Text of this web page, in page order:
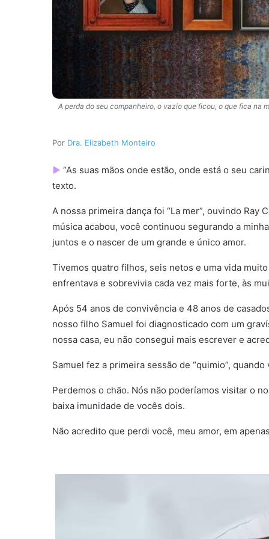
A perda do seu companheiro, o vazio que ficou, o que fica na
Dra. Elizabeth Monteiro
► “As suas mãos onde estão, onde está o seu
texto.
A nossa primeira dança foi “La mer”, ouvindo
música acabou, você continuou segurando a
juntos e o nascer de um grande e único amor.
Tivemos quatro filhos, seis netos e uma vida
enfrentava e sobrevivia cada vez mais forte, às
Após 54 anos de convivência e 48 anos de
nosso filho Samuel foi diagnosticado com um
nossa casa, eu não consegui mais escrever e
Samuel fez a primeira sessão de “quimio”,
Perdemos o chão. Nós não poderíamos visitar o
baixa imunidade de vocês dois.
Não acredito que perdi você, meu amor, em